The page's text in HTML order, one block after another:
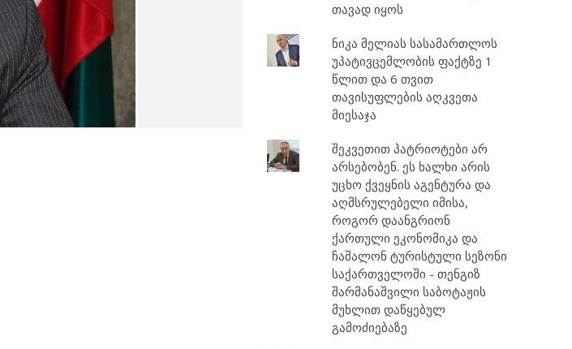
თავად იყოს
ნიკა მელიას სასამართლოს
უპატივცემლობის ფაქტზე 1
წლით და 6 თვით
თავისუფლების აღკვეთა
მიესაჯა
შეკვეთით პატრიოტები არ
არსებობენ. ეს ხალხი არის
უცხო ქვეყნის აგენტურა და
აღმსრულებელი იმისა,
როგორ დაანგრიონ
ქართული ეკონომიკა და
ჩაშალონ ტურისტული სეზონი
საქართველოში - თენგიზ
შარმანაშვილი საბოტაჟის
მუხლით დაწყებულ
გამოძიებაზე